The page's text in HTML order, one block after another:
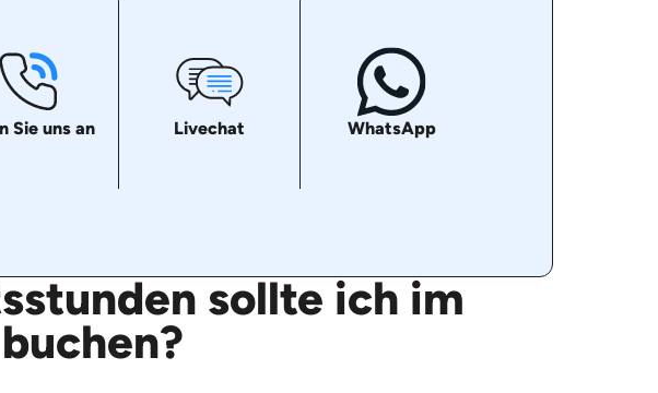
Sie uns an Livechat WhatsApp
sollte ich im